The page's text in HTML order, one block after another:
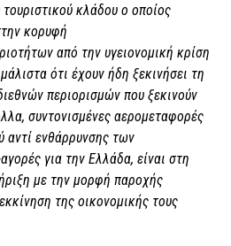
τουριστικού κλάδου ο οποίος
κορυφή
από την υγειονομική κρίση
ότι έχουν ήδη ξεκινήσει τη
περιορισμών που ξεκινούν
συντονισμένες αερομεταφορές
αντί ενθάρρυνσης των
για την Ελλάδα, είναι στη
με την μορφή παροχής
της οικονομικής τους